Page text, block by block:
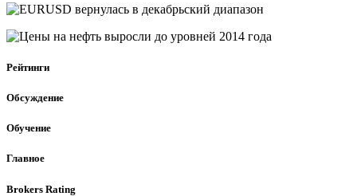
Рейтинги
Обсуждение
Обучение
Главное
Brokers Rating